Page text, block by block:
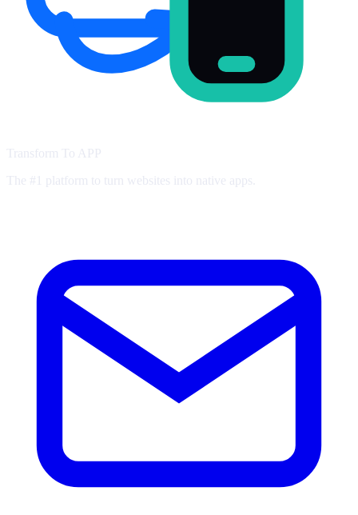
Transform To APP
The #1 platform to turn websites into native apps.